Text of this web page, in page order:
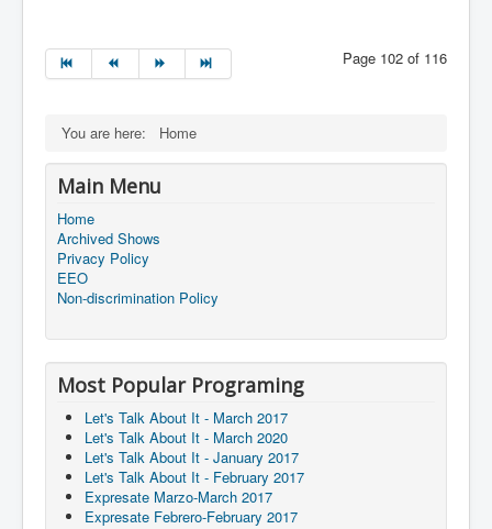
Page 102 of 116
You are here: Home
Main Menu
Home
Archived Shows
Privacy Policy
EEO
Non-discrimination Policy
Most Popular Programing
Let's Talk About It - March 2017
Let's Talk About It - March 2020
Let's Talk About It - January 2017
Let's Talk About It - February 2017
Expresate Marzo-March 2017
Expresate Febrero-February 2017